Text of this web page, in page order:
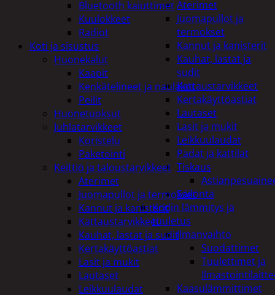
Aterimet
Juomapullot ja
termokset
Kannut ja kanisterit
Kauhat, lastat ja
sudit
Kattaustarvikkeet
Kertakäyttöastiat
Lautaset
Lasit ja mukit
Leikkuulaudat
Padat ja kattilat
Tiskaus
Säilöntä
Kodin lämmitys ja
tuuletus
Ilmanvaihto
Suodattimet
Tuulettimet ja
Kaasulämmittimet
Bluetooth kaiuttimet
Kuulokkeet
Radiot
Koti ja sisustus
Huonekalut
Kaapit
Kenkätelineet ja naulakot
Peilit
Huonetuoksut
Juhlatarvikkeet
Koristelu
Paketointi
Keittiö ja taloustarvikkeet
Aterimet
Juomapullot ja termokset
Kannut ja kanisterit
Kattaustarvikkeet
Kauhat, lastat ja sudit
Kertakäyttöastiat
Lasit ja mukit
Lautaset
Leikkuulaudat